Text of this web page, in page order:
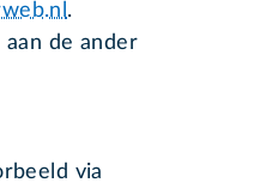
.
de ander
via